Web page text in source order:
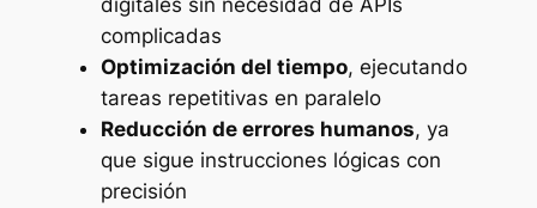
complicadas
Optimización del tiempo, ejecutando
tareas repetitivas en paralelo
Reducción de errores humanos, ya
que sigue instrucciones lógicas con
precisión